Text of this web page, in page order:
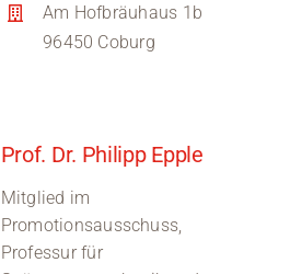
Am Hofbräuhaus 1b
96450 Coburg
Prof. Dr. Philipp Epple
Mitglied im
Promotionsausschuss,
Professur für